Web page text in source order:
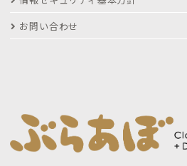
お問い合わせ